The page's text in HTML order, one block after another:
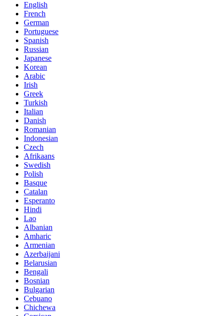
English
French
German
Portuguese
Spanish
Russian
Japanese
Korean
Arabic
Irish
Greek
Turkish
Italian
Danish
Romanian
Indonesian
Czech
Afrikaans
Swedish
Polish
Basque
Catalan
Esperanto
Hindi
Lao
Albanian
Amharic
Armenian
Azerbaijani
Belarusian
Bengali
Bosnian
Bulgarian
Cebuano
Chichewa